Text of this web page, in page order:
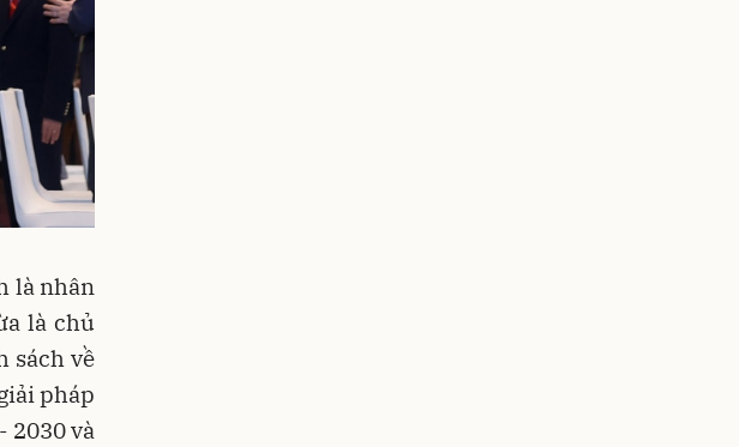
là nhân
là chủ
sách về
pháp
2030 và